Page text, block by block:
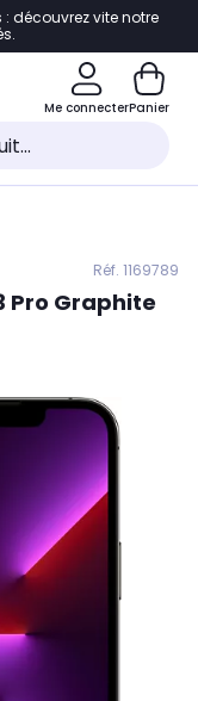
découvrez vite notre
Me connecterPanier
Réf. 1169789
Pro Graphite